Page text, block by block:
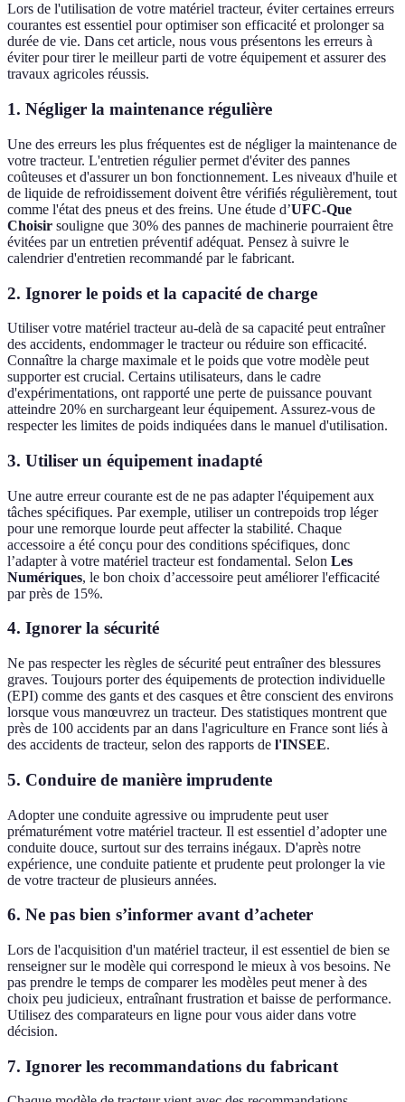
Lors de l'utilisation de votre matériel tracteur, éviter certaines erreurs
courantes est essentiel pour optimiser son efficacité et prolonger sa
durée de vie. Dans cet article, nous vous présentons les erreurs à
éviter pour tirer le meilleur parti de votre équipement et assurer des
travaux agricoles réussis.
1. Négliger la maintenance régulière
Une des erreurs les plus fréquentes est de négliger la maintenance de
votre tracteur. L'entretien régulier permet d'éviter des pannes
coûteuses et d'assurer un bon fonctionnement. Les niveaux d'huile et
de liquide de refroidissement doivent être vérifiés régulièrement, tout
comme l'état des pneus et des freins. Une étude d’UFC-Que
Choisir souligne que 30% des pannes de machinerie pourraient être
évitées par un entretien préventif adéquat. Pensez à suivre le
calendrier d'entretien recommandé par le fabricant.
2. Ignorer le poids et la capacité de charge
Utiliser votre matériel tracteur au-delà de sa capacité peut entraîner
des accidents, endommager le tracteur ou réduire son efficacité.
Connaître la charge maximale et le poids que votre modèle peut
supporter est crucial. Certains utilisateurs, dans le cadre
d'expérimentations, ont rapporté une perte de puissance pouvant
atteindre 20% en surchargeant leur équipement. Assurez-vous de
respecter les limites de poids indiquées dans le manuel d'utilisation.
3. Utiliser un équipement inadapté
Une autre erreur courante est de ne pas adapter l'équipement aux
tâches spécifiques. Par exemple, utiliser un contrepoids trop léger
pour une remorque lourde peut affecter la stabilité. Chaque
accessoire a été conçu pour des conditions spécifiques, donc
l’adapter à votre matériel tracteur est fondamental. Selon Les
Numériques, le bon choix d’accessoire peut améliorer l'efficacité
par près de 15%.
4. Ignorer la sécurité
Ne pas respecter les règles de sécurité peut entraîner des blessures
graves. Toujours porter des équipements de protection individuelle
(EPI) comme des gants et des casques et être conscient des environs
lorsque vous manœuvrez un tracteur. Des statistiques montrent que
près de 100 accidents par an dans l'agriculture en France sont liés à
des accidents de tracteur, selon des rapports de l'INSEE.
5. Conduire de manière imprudente
Adopter une conduite agressive ou imprudente peut user
prématurément votre matériel tracteur. Il est essentiel d’adopter une
conduite douce, surtout sur des terrains inégaux. D'après notre
expérience, une conduite patiente et prudente peut prolonger la vie
de votre tracteur de plusieurs années.
6. Ne pas bien s’informer avant d’acheter
Lors de l'acquisition d'un matériel tracteur, il est essentiel de bien se
renseigner sur le modèle qui correspond le mieux à vos besoins. Ne
pas prendre le temps de comparer les modèles peut mener à des
choix peu judicieux, entraînant frustration et baisse de performance.
Utilisez des comparateurs en ligne pour vous aider dans votre
décision.
7. Ignorer les recommandations du fabricant